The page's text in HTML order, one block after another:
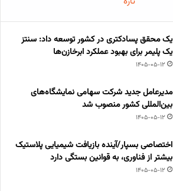
یک محقق پسادکتری در کشور توسعه داد: سنتز
یک پلیمر برای بهبود عملکرد ابرخازن‌ها
1405-05-12
مدیرعامل جدید شرکت سهامی نمایشگاه‌های
بین‌المللی کشور منصوب شد
1405-05-12
اختصاصی بسپار/آینده بازیافت شیمیایی پلاستیک
بیشتر از فناوری، به قوانین بستگی دارد
1405-05-12